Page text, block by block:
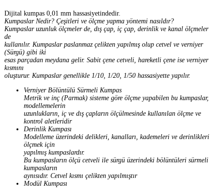
Dijital kumpas 0,01 mm hassasiyetindedir.
Kumpaslar Nedir? Çeşitleri ve ölçme yapma yöntemi nasıldır?
Kumpaslar uzunluk ölçmeler de, dış çap, iç çap, derinlik ve kanal ölçmeler
de
kullanılır. Kumpaslar paslanmaz çelikten yapılmış olup cetvel ve verniyer
(Sürgü) gibi iki
esas parçadan meydana gelir. Sabit çene cetveli, hareketli çene ise verniyer
kısmını
oluşturur. Kumpaslar genellikle 1/10, 1/20, 1/50 hassasiyette yapılır.
Verniyer Bölüntülü Sürmeli Kumpas
Metrik ve inç (Parmak) sisteme göre ölçme yapabilen bu kumpaslar,
modellemelerin
uzunlukların, iç ve dış çapların ölçülmesinde kullanılan ölçme ve
kontrol aletleridir
Derinlik Kumpası
Modelleme üzerindeki delikleri, kanalları, kademeleri ve derinlikleri
ölçmek için
yapılmış kumpaslardır.
Bu kumpasların ölçü cetveli ile sürgü üzerindeki bölüntüleri sürmeli
kumpasların
aynısıdır. Cetvel kısmı çelikten yapılmıştır
Modül Kumpası